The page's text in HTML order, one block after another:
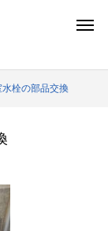
栓の部品交換